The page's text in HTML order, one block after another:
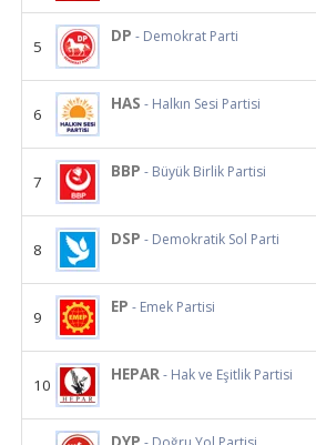
5
DP - Demokrat Parti
6
HAS - Halkın Sesi Partisi
7
BBP - Büyük Birlik Partisi
8
DSP - Demokratik Sol Parti
9
EP - Emek Partisi
10
HEPAR- Hak ve Eşitlik Partisi